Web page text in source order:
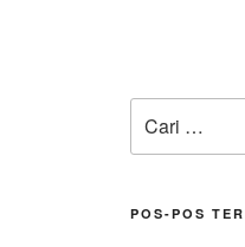
untuk:
POS-POS